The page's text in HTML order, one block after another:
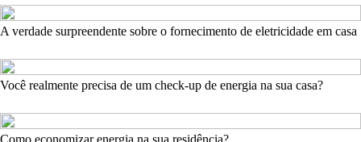
A verdade surpreendente sobre o fornecimento de eletricidade em casa
Você realmente precisa de um check-up de energia na sua casa?
Como economizar energia na sua residência?